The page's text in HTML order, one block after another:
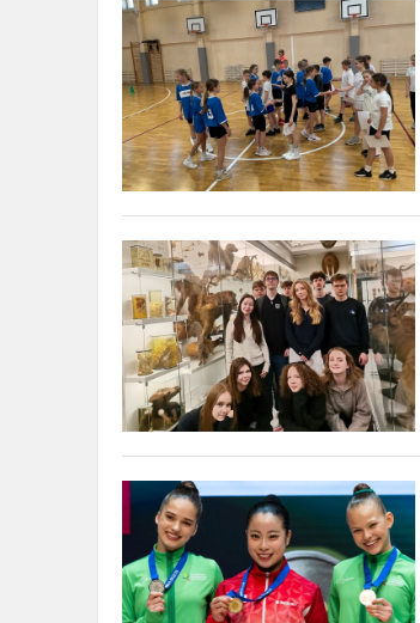
Draugiškos
tarpmokyklinės
4-
ųjų
klasių
mokinių
kvadrato
var...
Zoologijos
muziejuje
Sporto
pasiekimai